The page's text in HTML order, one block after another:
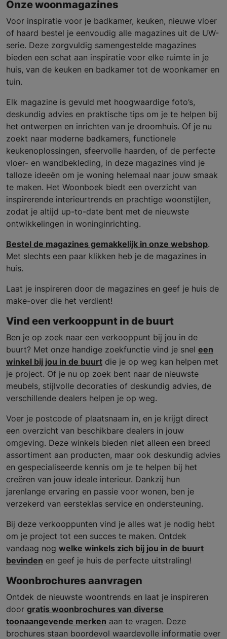
Onze woonmagazines
Voor inspiratie voor je badkamer, keuken, nieuwe vloer
of haard bestel je eenvoudig alle magazines uit de UW-
serie. Deze zorgvuldig samengestelde magazines
bieden een schat aan inspiratie voor elke ruimte in je
huis, van de keuken en badkamer tot de woonkamer en
tuin.
Elk magazine is gevuld met hoogwaardige foto’s,
deskundig advies en praktische tips om je te helpen bij
het ontwerpen en inrichten van je droomhuis. Of je nu
zoekt naar moderne badkamers, functionele
keukenoplossingen, sfeervolle haarden, of de perfecte
vloer- en wandbekleding, in deze magazines vind je
talloze ideeën om je woning helemaal naar jouw smaak
te maken. Het Woonboek biedt een overzicht van
inspirerende interieurtrends en prachtige woonstijlen,
zodat je altijd up-to-date bent met de nieuwste
ontwikkelingen in woninginrichting.
Bestel de magazines gemakkelijk in onze webshop.
Met slechts een paar klikken heb je de magazines in
huis.
Laat je inspireren door de magazines en geef je huis de
make-over die het verdient!
Vind een verkooppunt in de buurt
Ben je op zoek naar een verkooppunt bij jou in de
buurt? Met onze handige zoekfunctie vind je snel een
winkel bij jou in de buurt die je op weg kan helpen met
je project. Of je nu op zoek bent naar de nieuwste
meubels, stijlvolle decoraties of deskundig advies, de
verschillende dealers helpen je op weg.
Voer je postcode of plaatsnaam in, en je krijgt direct
een overzicht van beschikbare dealers in jouw
omgeving. Deze winkels bieden niet alleen een breed
assortiment aan producten, maar ook deskundig advies
en gespecialiseerde kennis om je te helpen bij het
creëren van jouw ideale interieur. Dankzij hun
jarenlange ervaring en passie voor wonen, ben je
verzekerd van eersteklas service en ondersteuning.
Bij deze verkooppunten vind je alles wat je nodig hebt
om je project tot een succes te maken. Ontdek
vandaag nog welke winkels zich bij jou in de buurt
bevinden en geef je huis de perfecte uitstraling!
Woonbrochures aanvragen
Ontdek de nieuwste woontrends en laat je inspireren
door gratis woonbrochures van diverse
toonaangevende merken aan te vragen. Deze
brochures staan boordevol waardevolle informatie over